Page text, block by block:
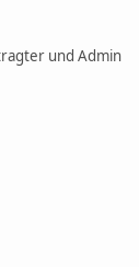
und Admin